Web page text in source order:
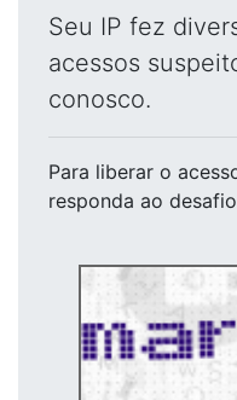
Seu IP fez
acessos
conosco.
Para liberar o
responda ao